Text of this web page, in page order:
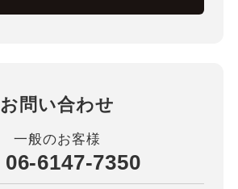
お問い合わせ
一般のお客様
06-6147-7350